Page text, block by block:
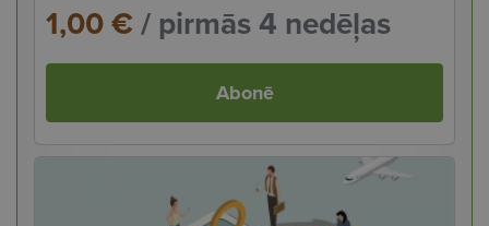
1,00 €/ pirmās 4 nedēļas
Abonē